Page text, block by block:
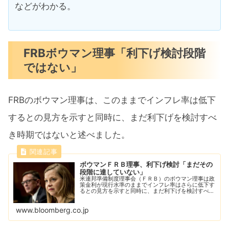
などがわかる。
FRBボウマン理事「利下げ検討段階
ではない」
FRBのボウマン理事は、このままでインフレ率は低下
するとの見方を示すと同時に、まだ利下げを検討すべ
き時期ではないと述べました。
ボウマンＦＲＢ理事、利下げ検討「まだその
段階に達していない」
米連邦準備制度理事会（ＦＲＢ）のボウマン理事は政
策金利が現行水準のままでインフレ率はさらに低下す
るとの見方を示すと同時に、まだ利下げを検討すべき
www.bloomberg.co.jp